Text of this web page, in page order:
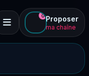
0 Proposer
ma chaîne